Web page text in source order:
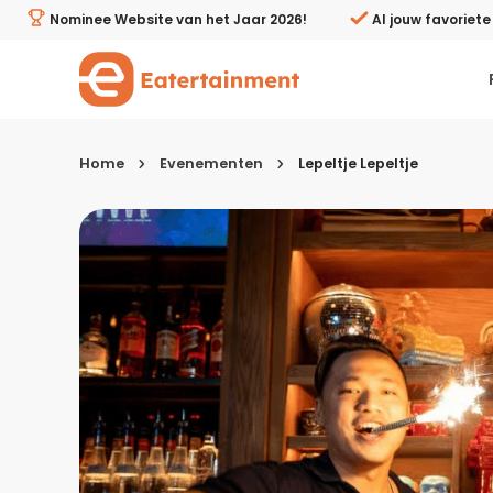
Lepeltje Lepeltje - Eatertainment
Nominee Website van het Jaar 2026! Al jouw
Kies je menugang
Ontbijt
Lunch & brunch
Tussendoortjes
Voor- & tussengerechten
Home Evenementen Lepeltje Lepeltje